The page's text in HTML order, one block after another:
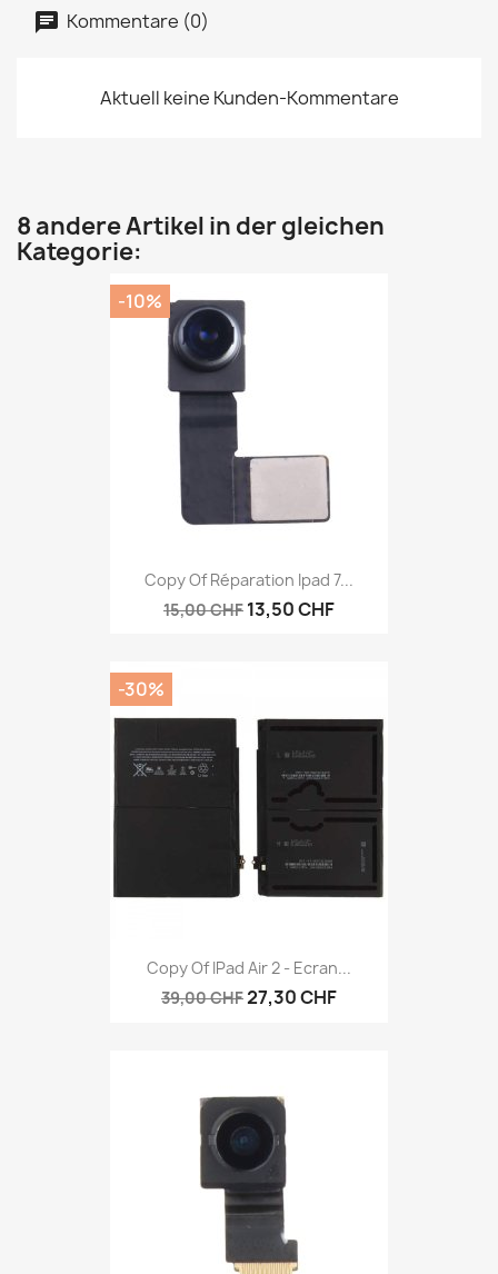
Kommentare (0)
Aktuell keine Kunden-Kommentare
8 andere Artikel in der gleichen
Kategorie:
Copy Of Réparation Ipad 7...
15,00 CHF 13,50 CHF
-10%
Copy Of IPad Air 2 - Ecran...
39,00 CHF27,30 CHF
-30%